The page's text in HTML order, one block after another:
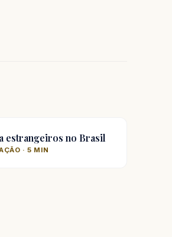
estrangeiros no Brasil
· 5 MIN